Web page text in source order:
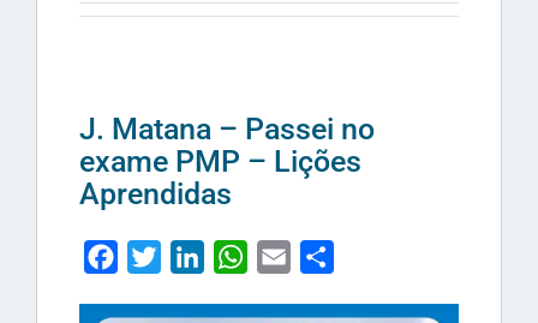
J. Matana – Passei no
exame PMP – Lições
Aprendidas
FacebookTwitterLinkedInWhatsApp
Email